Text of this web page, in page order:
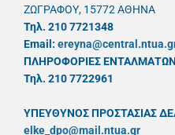
ΖΩΓΡΑΦΟΥ, 15772 ΑΘΗΝΑ
Τηλ. 210 7721348
Email:
ΠΛΗΡΟΦΟΡΙΕΣ
Τηλ. 210 7722961
ΥΠΕΥΘYΝΟΣ ΠΡΟΣΤΑΣΙΑΣ
elke_dpo@mail.ntua.gr